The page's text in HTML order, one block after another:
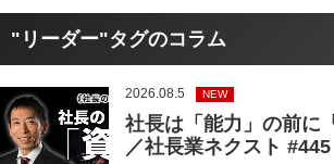
"リーダー"タグのコラム
2026.08.5 NEW
社長は「能力」の前に
／社長業ネクスト #445